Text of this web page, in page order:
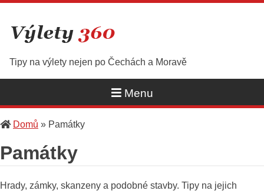
content
Tipy na výlety nejen po Čechách a Moravě
Menu
Domů » Památky
Památky
Hrady, zámky, skanzeny a podobné stavby. Tipy na jejich